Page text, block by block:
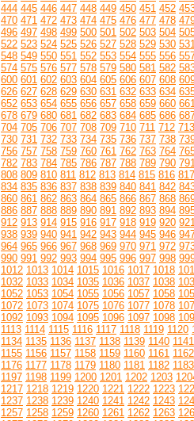
444 445 446 447 448 449 450 451 452
470 471 472 473 474 475 476 477 478
496 497 498 499 500 501 502 503 504
522 523 524 525 526 527 528 529 530
548 549 550 551 552 553 554 555 556
574 575 576 577 578 579 580 581 582
600 601 602 603 604 605 606 607 608
626 627 628 629 630 631 632 633 634
652 653 654 655 656 657 658 659 660
678 679 680 681 682 683 684 685 686
704 705 706 707 708 709 710 711 712 713
730 731 732 733 734 735 736 737 738
756 757 758 759 760 761 762 763 764
782 783 784 785 786 787 788 789 790
808 809 810 811 812 813 814 815 816 817
834 835 836 837 838 839 840 841 842
860 861 862 863 864 865 866 867 868
886 887 888 889 890 891 892 893 894
912 913 914 915 916 917 918 919 920
938 939 940 941 942 943 944 945 946
964 965 966 967 968 969 970 971 972
990 991 992 993 994 995 996 997 998
1012 1013 1014 1015 1016 1017 1018
1032 1033 1034 1035 1036 1037 1038
1052 1053 1054 1055 1056 1057 1058
1072 1073 1074 1075 1076 1077 1078
1092 1093 1094 1095 1096 1097 1098
1113 1114 1115 1116 1117 1118 1119 1120
1134 1135 1136 1137 1138 1139 1140 1141
1155 1156 1157 1158 1159 1160 1161 1162
1176 1177 1178 1179 1180 1181 1182 1183
1197 1198 1199 1200 1201 1202 1203
1217 1218 1219 1220 1221 1222 1223
1237 1238 1239 1240 1241 1242 1243
1257 1258 1259 1260 1261 1262 1263